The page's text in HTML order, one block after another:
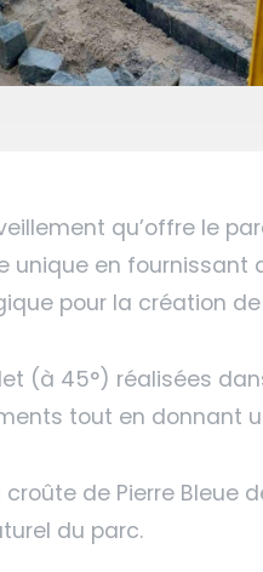
qu’offre le
unique en
pour la création
(à 45°) réalisées
tout en donnant
croûte de Pierre
du parc.